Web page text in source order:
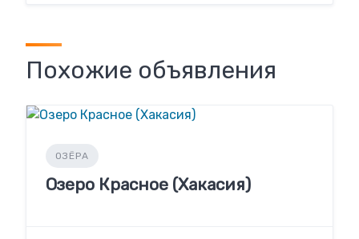
Похожие объявления
ОЗЁРА
Озеро Красное (Хакасия)